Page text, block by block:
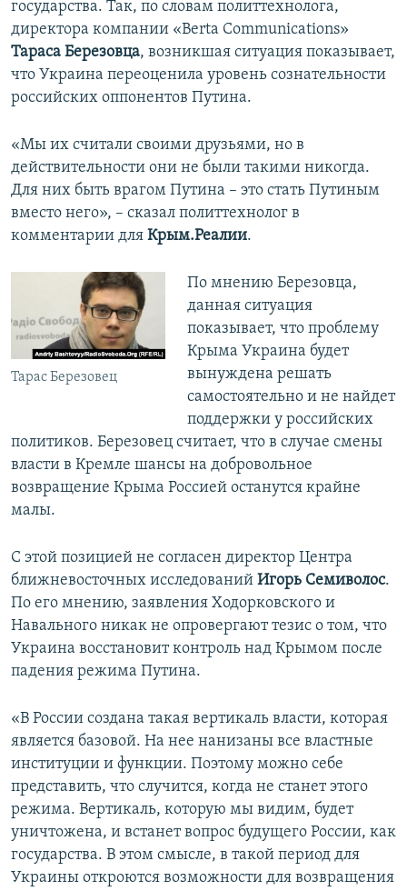
государства. Так, по словам политтехнолога,
директора компании «Berta Communications»
Тараса Березовца, возникшая ситуация показывает,
что Украина переоценила уровень сознательности
российских оппонентов Путина.
«Мы их считали своими друзьями, но в
действительности они не были такими никогда.
Для них быть врагом Путина – это стать Путиным
вместо него», – сказал политтехнолог в
комментарии для Крым.Реалии.
Тарас Березовец
По мнению Березовца,
данная ситуация
показывает, что проблему
Крыма Украина будет
вынуждена решать
самостоятельно и не найдет
поддержки у российских
политиков. Березовец считает, что в случае смены
власти в Кремле шансы на добровольное
возвращение Крыма Россией останутся крайне
малы.
С этой позицией не согласен директор Центра
ближневосточных исследований Игорь Семиволос.
По его мнению, заявления Ходорковского и
Навального никак не опровергают тезис о том, что
Украина восстановит контроль над Крымом после
падения режима Путина.
«В России создана такая вертикаль власти, которая
является базовой. На нее нанизаны все властные
институции и функции. Поэтому можно себе
представить, что случится, когда не станет этого
режима. Вертикаль, которую мы видим, будет
уничтожена, и встанет вопрос будущего России, как
государства. В этом смысле, в такой период для
Украины откроются возможности для возвращения